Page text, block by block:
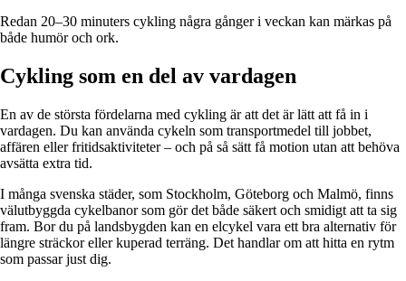
Redan 20–30 minuters cykling några gånger i veckan kan märkas på
både humör och ork.
Cykling som en del av vardagen
En av de största fördelarna med cykling är att det är lätt att få in i
vardagen. Du kan använda cykeln som transportmedel till jobbet,
affären eller fritidsaktiviteter – och på så sätt få motion utan att behöva
avsätta extra tid.
I många svenska städer, som Stockholm, Göteborg och Malmö, finns
välutbyggda cykelbanor som gör det både säkert och smidigt att ta sig
fram. Bor du på landsbygden kan en elcykel vara ett bra alternativ för
längre sträckor eller kuperad terräng. Det handlar om att hitta en rytm
som passar just dig.